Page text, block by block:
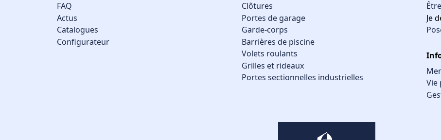
FAQ
Actus
Catalogues
Configurateur
Clôtures
Portes de garage
Garde-corps
Barrières de piscine
Volets roulants
Grilles et rideaux
Portes sectionnelles industrielles
Je
Vie